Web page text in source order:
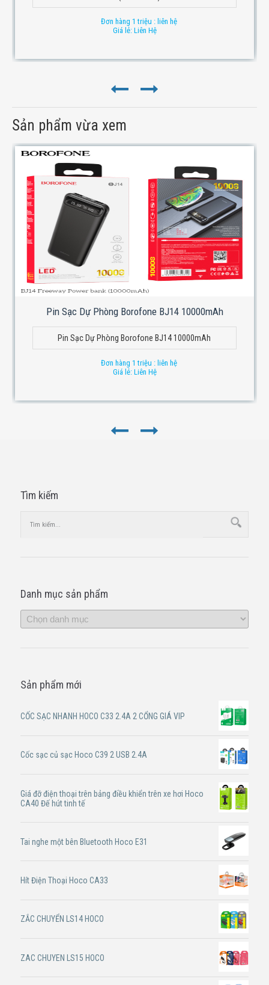
Đơn hàng 1 triệu : liên hệ
Giá lẻ: Liên Hệ
Sản phẩm vừa xem
Pin Sạc Dự Phòng Borofone BJ14 10000mAh
Pin Sạc Dự Phòng Borofone BJ14 10000mAh
Đơn hàng 1 triệu : liên hệ
Giá lẻ: Liên Hệ
Tìm kiếm
Danh mục sản phẩm
Sản phẩm mới
CỐC SẠC NHANH HOCO C33 2.4A 2 CỔNG GIÁ VIP
Cốc sạc củ sạc Hoco C39 2 USB 2.4A
Giá đỡ điện thoại trên bảng điều khiển trên xe hơi Hoco
CA40 Đế hút tinh tế
Tai nghe một bên Bluetooth Hoco E31
Hít Điện Thoại Hoco CA33
ZẮC CHUYỂN LS14 HOCO
ZAC CHUYEN LS15 HOCO